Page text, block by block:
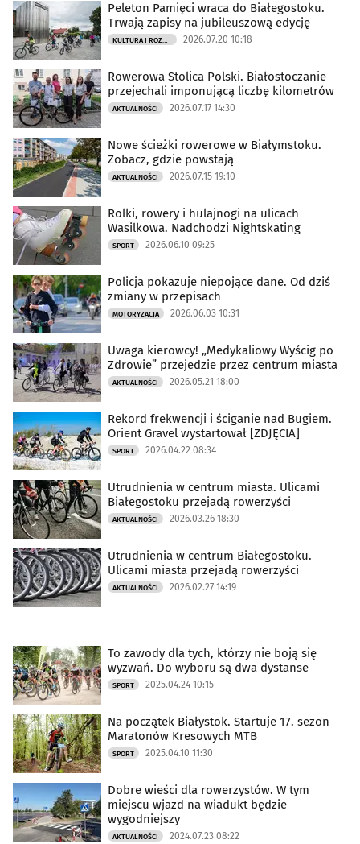
Peleton Pamięci wraca do Białegostoku.
Trwają zapisy na jubileuszową edycję
KULTURA I ROZRYWKA 2026.07.20 10:18
Rowerowa Stolica Polski. Białostoczanie
przejechali imponującą liczbę kilometrów
AKTUALNOŚCI 2026.07.17 14:30
Nowe ścieżki rowerowe w Białymstoku.
Zobacz, gdzie powstają
AKTUALNOŚCI 2026.07.15 19:10
Rolki, rowery i hulajnogi na ulicach
Wasilkowa. Nadchodzi Nightskating
SPORT 2026.06.10 09:25
Policja pokazuje niepojące dane. Od dziś
zmiany w przepisach
MOTORYZACJA 2026.06.03 10:31
Uwaga kierowcy! „Medykaliowy Wyścig po
Zdrowie” przejedzie przez centrum miasta
AKTUALNOŚCI 2026.05.21 18:00
Rekord frekwencji i ściganie nad Bugiem.
Orient Gravel wystartował [ZDJĘCIA]
SPORT 2026.04.22 08:34
Utrudnienia w centrum miasta. Ulicami
Białegostoku przejadą rowerzyści
AKTUALNOŚCI 2026.03.26 18:30
Utrudnienia w centrum Białegostoku.
Ulicami miasta przejadą rowerzyści
AKTUALNOŚCI 2026.02.27 14:19
To zawody dla tych, którzy nie boją się
wyzwań. Do wyboru są dwa dystanse
SPORT 2025.04.24 10:15
Na początek Białystok. Startuje 17. sezon
Maratonów Kresowych MTB
SPORT 2025.04.10 11:30
Dobre wieści dla rowerzystów. W tym
miejscu wjazd na wiadukt będzie
wygodniejszy
AKTUALNOŚCI 2024.07.23 08:22